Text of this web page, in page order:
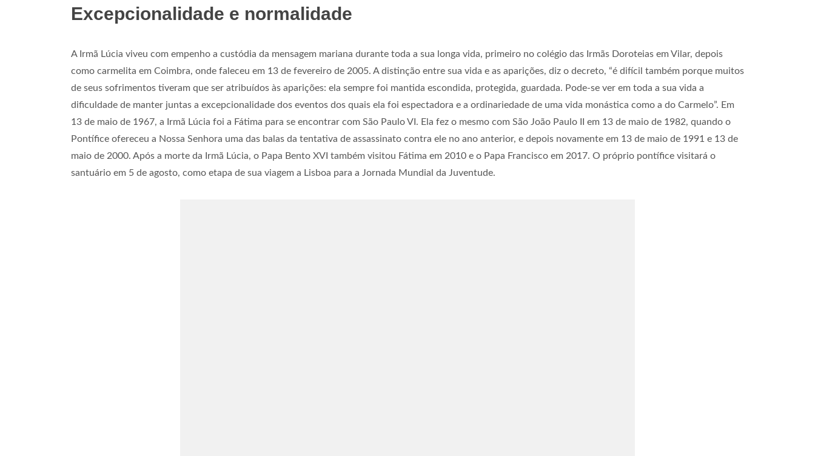
Excepcionalidade e normalidade
A Irmã Lúcia viveu com empenho a custódia da mensagem mariana durante toda a sua longa vida, primeiro no colégio das Irmãs Doroteias em Vilar, depois
como carmelita em Coimbra, onde faleceu em 13 de fevereiro de 2005. A distinção entre sua vida e as aparições, diz o decreto, “é difícil também porque muitos
de seus sofrimentos tiveram que ser atribuídos às aparições: ela sempre foi mantida escondida, protegida, guardada. Pode-se ver em toda a sua vida a
dificuldade de manter juntas a excepcionalidade dos eventos dos quais ela foi espectadora e a ordinariedade de uma vida monástica como a do Carmelo”. Em
13 de maio de 1967, a Irmã Lúcia foi a Fátima para se encontrar com São Paulo VI. Ela fez o mesmo com São João Paulo II em 13 de maio de 1982, quando o
Pontífice ofereceu a Nossa Senhora uma das balas da tentativa de assassinato contra ele no ano anterior, e depois novamente em 13 de maio de 1991 e 13 de
maio de 2000. Após a morte da Irmã Lúcia, o Papa Bento XVI também visitou Fátima em 2010 e o Papa Francisco em 2017. O próprio pontífice visitará o
santuário em 5 de agosto, como etapa de sua viagem a Lisboa para a Jornada Mundial da Juventude.